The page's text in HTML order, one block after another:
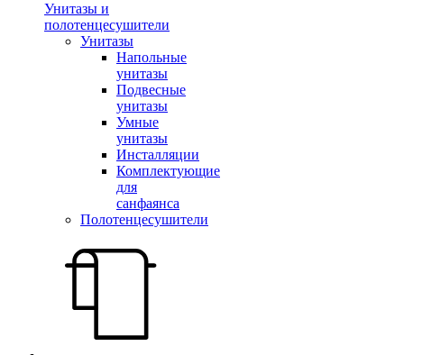
Унитазы и
полотенцесушители
Унитазы
Напольные
унитазы
Подвесные
унитазы
Умные
унитазы
Инсталляции
Комплектующие
для
санфаянса
Полотенцесушители